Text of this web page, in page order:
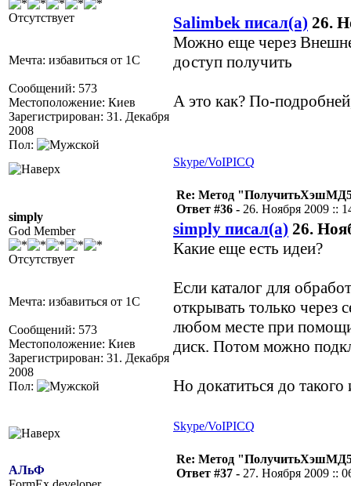
Отсутствует
Мечта: избавиться от 1С
Сообщений: 573
Местоположение: Киев
Зарегистрирован: 31. Декабря
2008
Пол:
Salimbek писал(а) 26.
Можно еще через
доступ получить
А это как? По-
Skype/VoIPICQ
simply
God Member
Отсутствует
Мечта: избавиться от 1С
Сообщений: 573
Местоположение: Киев
Зарегистрирован: 31. Декабря
2008
Пол:
Re: Метод
Ответ #36 - 26. Ноября 2009 ::
simply писал(а) 26.
Какие еще есть идеи?
Если каталог для
открывать только через
любом месте при
диск. Потом можно
Но докатиться до
Skype/VoIPICQ
АЛьФ
Re: Метод
Ответ #37 - 27. Ноября 2009 ::